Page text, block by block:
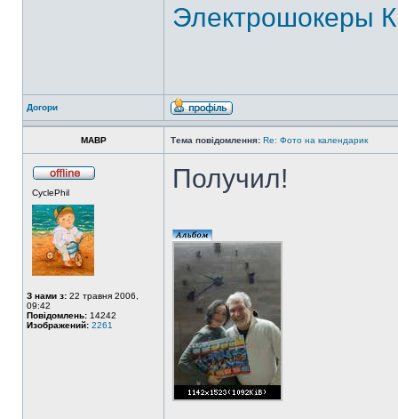
Электрошокеры
Догори
MABP Тема повідомлення: Re: Фото на календарик
CyclePhil
З нами з: 22 травня 2006,
09:42
Повідомлень: 14242
Изображений: 2261
Получил!